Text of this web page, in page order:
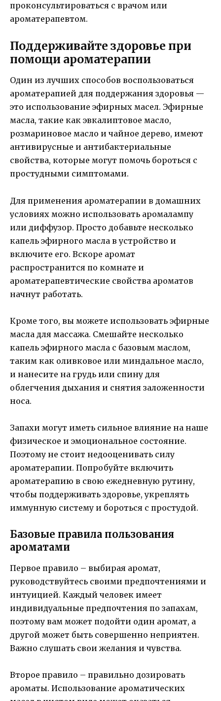
проконсультироваться с врачом или
ароматерапевтом.
Поддерживайте здоровье при
помощи ароматерапии
Один из лучших способов воспользоваться
ароматерапией для поддержания здоровья —
это использование эфирных масел. Эфирные
масла, такие как эвкалиптовое масло,
розмариновое масло и чайное дерево, имеют
антивирусные и антибактериальные
свойства, которые могут помочь бороться с
простудными симптомами.
Для применения ароматерапии в домашних
условиях можно использовать аромалампу
или диффузор. Просто добавьте несколько
капель эфирного масла в устройство и
включите его. Вскоре аромат
распространится по комнате и
ароматерапевтические свойства ароматов
начнут работать.
Кроме того, вы можете использовать эфирные
масла для массажа. Смешайте несколько
капель эфирного масла с базовым маслом,
таким как оливковое или миндальное масло,
и нанесите на грудь или спину для
облегчения дыхания и снятия заложенности
носа.
Запахи могут иметь сильное влияние на наше
физическое и эмоциональное состояние.
Поэтому не стоит недооценивать силу
ароматерапии. Попробуйте включить
ароматерапию в свою ежедневную рутину,
чтобы поддерживать здоровье, укреплять
иммунную систему и бороться с простудой.
Базовые правила пользования
ароматами
Первое правило – выбирая аромат,
руководствуйтесь своими предпочтениями и
интуицией. Каждый человек имеет
индивидуальные предпочтения по запахам,
поэтому вам может подойти один аромат, а
другой может быть совершенно неприятен.
Важно слушать свои желания и чувства.
Второе правило – правильно дозировать
ароматы. Использование ароматических